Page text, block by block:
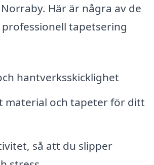
Här är några av de
tapetsering
hantverksskicklighet
material och tapeter för ditt
så att du slipper